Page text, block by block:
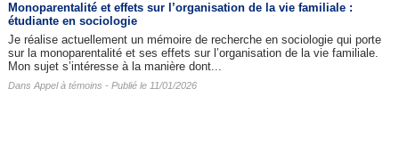
Monoparentalité et effets sur l’organisation de la vie familiale :
étudiante en sociologie
Je réalise actuellement un mémoire de recherche en sociologie qui porte
sur la monoparentalité et ses effets sur l’organisation de la vie familiale.
Mon sujet s’intéresse à la manière dont...
Dans Appel à témoins - Publié le 11/01/2026